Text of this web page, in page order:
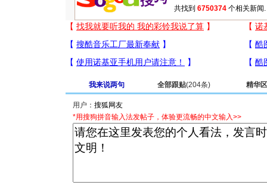
共找到 6750374 个相关新闻.
我来说两句 全部跟贴(204条) 精华区
用户：
*用搜狗拼音输入法发帖子，体验更流畅的中文输入>>